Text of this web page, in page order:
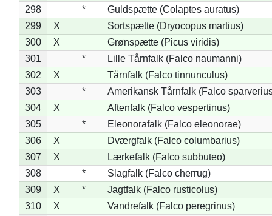
298
*
Guldspætte (Colaptes auratus)
299
X
Sortspætte (Dryocopus martius)
300
X
Grønspætte (Picus viridis)
301
*
Lille Tårnfalk (Falco naumanni)
302
X
Tårnfalk (Falco tinnunculus)
303
*
Amerikansk Tårnfalk (Falco
304
X
Aftenfalk (Falco vespertinus)
305
*
Eleonorafalk (Falco eleonorae)
306
X
Dværgfalk (Falco columbarius)
307
X
Lærkefalk (Falco subbuteo)
308
*
Slagfalk (Falco cherrug)
309
X *
Jagtfalk (Falco rusticolus)
310
X
Vandrefalk (Falco peregrinus)